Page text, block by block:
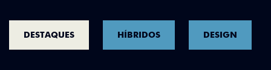
DESTAQUES HÍBRIDOS DESIGN